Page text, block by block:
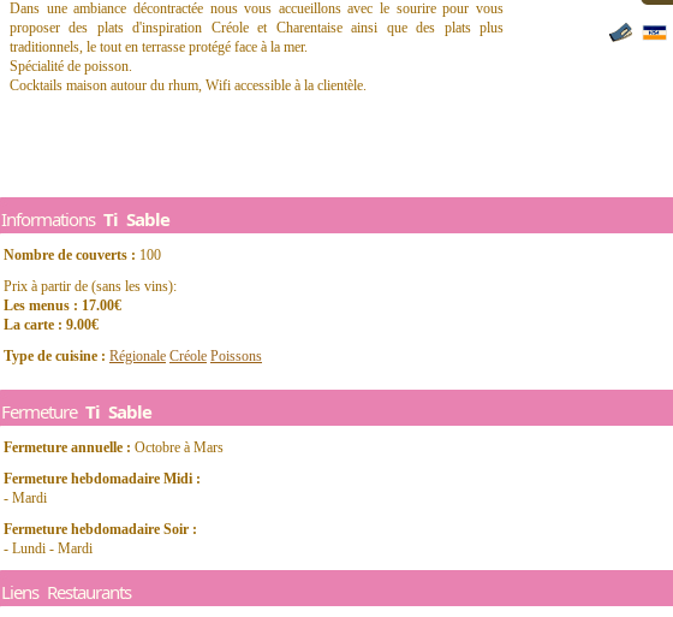
Dans une ambiance décontractée nous vous accueillons avec le sourire pour vous
proposer des plats d'inspiration Créole et Charentaise ainsi que des plats plus
traditionnels, le tout en terrasse protégé face à la mer.
Spécialité de poisson.
Cocktails maison autour du rhum, Wifi accessible à la clientèle.
Informations Ti Sable
Nombre de couverts : 100
Prix à partir de (sans les vins):
Les menus : 17.00€
La carte : 9.00€
Type de cuisine : Régionale Créole Poissons
Fermeture Ti Sable
Fermeture annuelle : Octobre à Mars
Fermeture hebdomadaire Midi :
- Mardi
Fermeture hebdomadaire Soir :
- Lundi - Mardi
Liens Restaurants